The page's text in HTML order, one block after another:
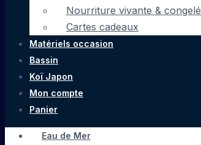
Nourriture vivante & congelé
Cartes cadeaux
Matériels occasion
Bassin
Koï Japon
Mon compte
Panier
Eau de Mer